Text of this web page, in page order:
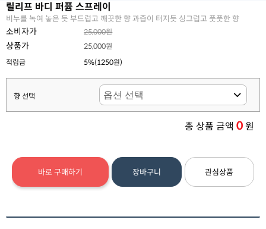
릴리프 바디 퍼퓸 스프레이
비누를 녹여 놓은 듯 부드럽고 깨끗한 향 과즙이 터지듯 싱그럽고 풋풋한 향
소비자가 25,000원
상품가
25,000원
적립금
5%(1250원)
향 선택
총 상품 금액 0원
바로 구매하기 장바구니 관심상품